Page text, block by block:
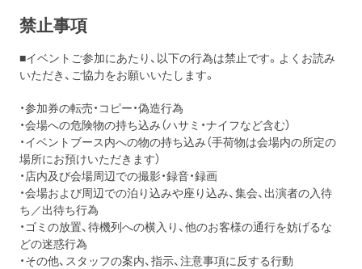
禁止事項
■イベントご参加にあたり、以下の行為は禁止です。よくお読み
いただき、ご協力をお願いいたします。
・参加券の転売・コピー・偽造行為
・会場への危険物の持ち込み（ハサミ・ナイフなど含む）
・イベントブース内への物の持ち込み（手荷物は会場内の所定の
場所にお預けいただきます）
・店内及び会場周辺での撮影・録音・録画
・会場および周辺での泊り込みや座り込み、集会、出演者の入待
ち／出待ち行為
・ゴミの放置、待機列への横入り、他のお客様の通行を妨げるな
どの迷惑行為
・その他、スタッフの案内、指示、注意事項に反する行動